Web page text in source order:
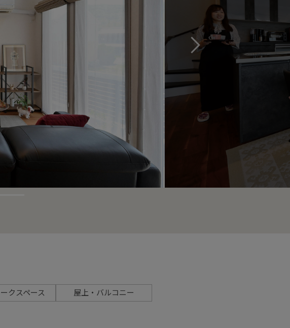
クスペース
屋上・バルコニー